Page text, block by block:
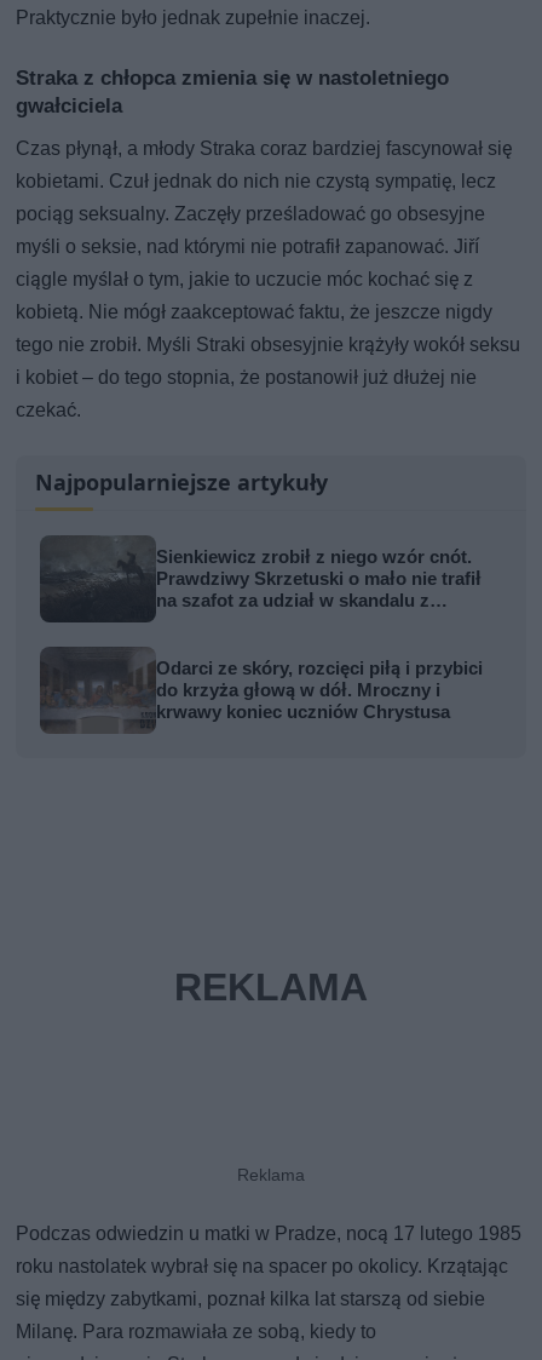
Praktycznie było jednak zupełnie inaczej.
Straka z chłopca zmienia się w nastoletniego
gwałciciela
Czas płynął, a młody Straka coraz bardziej fascynował się
kobietami. Czuł jednak do nich nie czystą sympatię, lecz
pociąg seksualny. Zaczęły prześladować go obsesyjne
myśli o seksie, nad którymi nie potrafił zapanować. Jiří
ciągle myślał o tym, jakie to uczucie móc kochać się z
kobietą. Nie mógł zaakceptować faktu, że jeszcze nigdy
tego nie zrobił. Myśli Straki obsesyjnie krążyły wokół seksu
i kobiet – do tego stopnia, że postanowił już dłużej nie
czekać.
Najpopularniejsze artykuły
Sienkiewicz zrobił z niego wzór cnót.
Prawdziwy Skrzetuski o mało nie trafił
na szafot za udział w skandalu z
Odarci ze skóry, rozcięci piłą i przybici
do krzyża głową w dół. Mroczny i
krwawy koniec uczniów Chrystusa
Podczas odwiedzin u matki w Pradze, nocą 17 lutego 1985
roku nastolatek wybrał się na spacer po okolicy. Krzątając
się między zabytkami, poznał kilka lat starszą od siebie
Milanę. Para rozmawiała ze sobą, kiedy to